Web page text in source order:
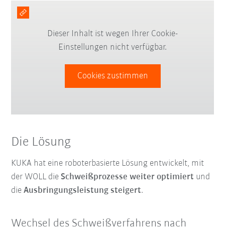
Dieser Inhalt ist wegen Ihrer Cookie-
Einstellungen nicht verfügbar.
Cookies zustimmen
Die Lösung
KUKA hat eine roboterbasierte Lösung entwickelt, mit
der WOLL dieSchweißprozesse weiter optimiert und
dieAusbringungsleistung steigert.
Wechsel des Schweißverfahrens nach